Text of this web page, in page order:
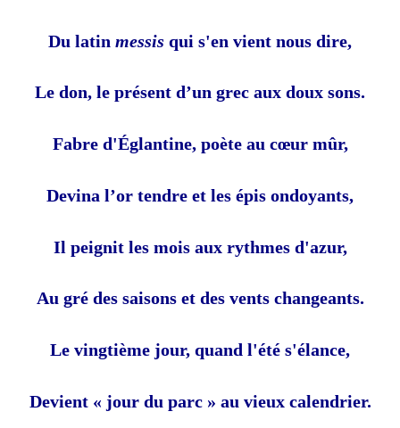
Du latin messis qui s'en vient nous dire,
Le don, le présent d’un grec aux doux sons.
Fabre d'Églantine, poète au cœur mûr,
Devina l’or tendre et les épis ondoyants,
Il peignit les mois aux rythmes d'azur,
Au gré des saisons et des vents changeants.
Le vingtième jour, quand l'été s'élance,
Devient « jour du parc » au vieux calendrier.